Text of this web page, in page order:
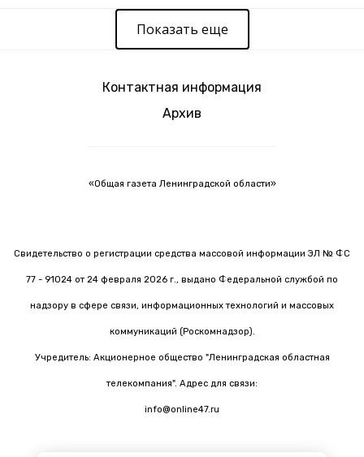
Показать еще
Контактная информация
Архив
«Общая газета Ленинградской области»
Свидетельство о регистрации средства массовой информации ЭЛ № ФС
77 - 91024 от 24 февраля 2026 г., выдано Федеральной службой по
надзору в сфере связи, информационных технологий и массовых
коммуникаций (Роскомнадзор).
Учредитель: Акционерное общество "Ленинградская областная
телекомпания". Адрес для связи:
info@online47.ru